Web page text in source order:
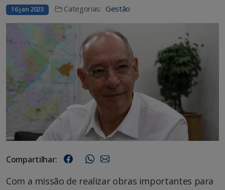
16 jan 2023 Categorias: Gestão
Compartilhar:
Com a missão de realizar obras importantes para